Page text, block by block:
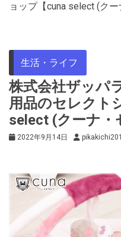
ョップ【cuna select (クー
生活・ライフ
株式会社ザッパ
用品のセレクト
select (クーナ・
2022年9月14日